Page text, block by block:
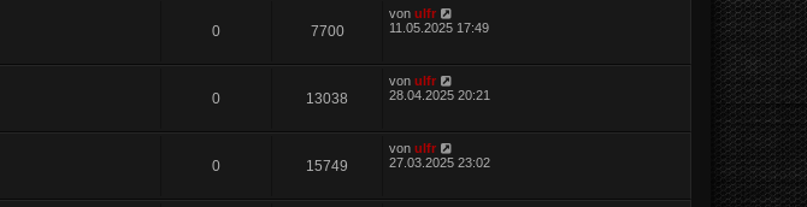
0 7700
von ulfr
11.05.2025 17:49
0 13038
von ulfr
28.04.2025 20:21
0 15749
von ulfr
27.03.2025 23:02